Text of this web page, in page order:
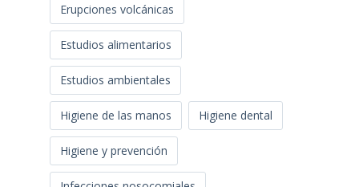
Erupciones volcánicas
Estudios alimentarios
Estudios ambientales
Higiene de las manos Higiene dental
Higiene y prevención